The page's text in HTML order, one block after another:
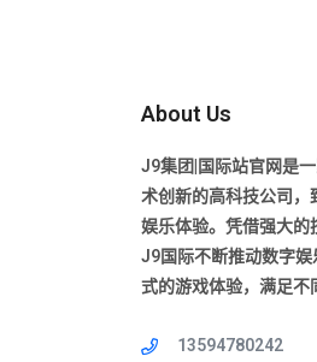
About Us
J9集团|国际站官网是
术创新的高科技公司，
娱乐体验。凭借强大的
J9国际不断推动数字
式的游戏体验，满足不
13594780242